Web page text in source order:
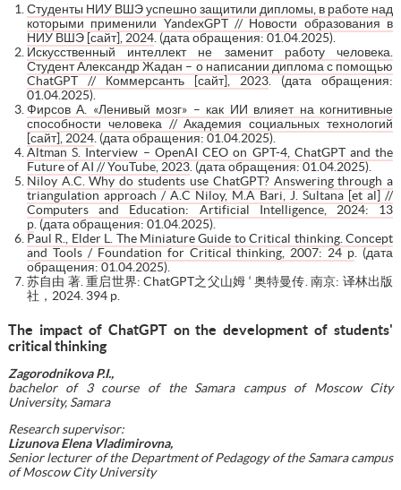
Студенты НИУ ВШЭ успешно защитили дипломы, в работе над
которыми применили YandexGPT // Новости образования в
НИУ ВШЭ [сайт], 2024. (дата обращения: 01.04.2025).
Искусственный интеллект не заменит работу человека.
Студент Александр Жадан – о написании диплома с помощью
ChatGPT // Коммерсанть [сайт], 2023 . (дата обращения:
01.04.2025).
Фирсов А. «Ленивый мозг» – как ИИ влияет на когнитивные
способности человека // Академия социальных технологий
[сайт], 2024. (дата обращения: 01.04.2025).
Altman S. Interview – OpenAI CEO on GPT-4, ChatGPT and the
Future of AI // YouTube, 2023. (дата обращения: 01.04.2025).
Niloy A.C. Why do students use ChatGPT? Answering through a
triangulation approach / A.C Niloy, M.A Bari, J. Sultana [et al] //
Computers and Education: Artificial Intelligence, 2024: 13
p. (дата обращения: 01.04.2025).
Paul R., Elder L. The Miniature Guide to Critical thinking. Concept
and Tools / Foundation for Critical thinking, 2007: 24 p . (дата
обращения: 01.04.2025).
苏自由 著. 重启世界: ChatGPT之父山姆 ‘ 奥特曼传. 南京: 译林出版
社，2024. 394 p.
The impact of ChatGPT on the development of students'
critical thinking
Zagorodnikova P.I.,
bachelor of 3 course of the Samara campus of Moscow City
University, Samara
Research supervisor:
Lizunova Elena Vladimirovna,
Senior lecturer of the Department of Pedagogy of the Samara campus
of Moscow City University